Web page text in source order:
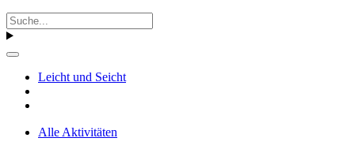
Leicht und Seicht
Alle Aktivitäten